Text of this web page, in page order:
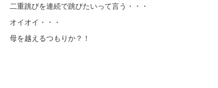
二重跳びを連続で跳びたいって言う・・・
オイオイ・・・
母を越えるつもりか？！